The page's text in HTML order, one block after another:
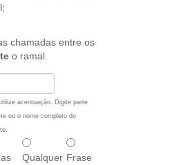
chamadas entre os
o ramal.
acentuação. Digite parte
ou o nome completo do
Qualquer Frase